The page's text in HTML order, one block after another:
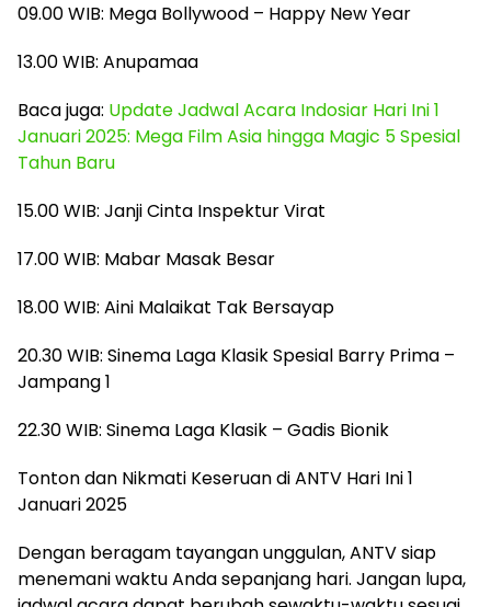
09.00 WIB: Mega Bollywood – Happy New Year
13.00 WIB: Anupamaa
Baca juga: Update Jadwal Acara Indosiar Hari Ini 1
Januari 2025: Mega Film Asia hingga Magic 5 Spesial
Tahun Baru
15.00 WIB: Janji Cinta Inspektur Virat
17.00 WIB: Mabar Masak Besar
18.00 WIB: Aini Malaikat Tak Bersayap
20.30 WIB: Sinema Laga Klasik Spesial Barry Prima –
Jampang 1
22.30 WIB: Sinema Laga Klasik – Gadis Bionik
Tonton dan Nikmati Keseruan di ANTV Hari Ini 1
Januari 2025
Dengan beragam tayangan unggulan, ANTV siap
menemani waktu Anda sepanjang hari. Jangan lupa,